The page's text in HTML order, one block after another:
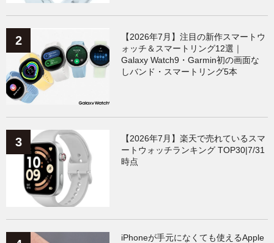
【2026年7月】注目の新作スマートウ
ォッチ＆スマートリング12選｜
Galaxy Watch9・Garmin初の画面な
しバンド・スマートリング5本
【2026年7月】楽天で売れているスマ
ートウォッチランキング TOP30|7/31
時点
iPhoneが手元になくても使えるApple